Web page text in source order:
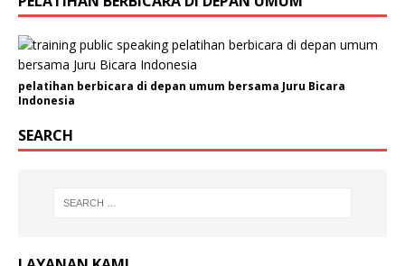
pelatihan berbicara di depan umum bersama Juru Bicara
Indonesia
SEARCH